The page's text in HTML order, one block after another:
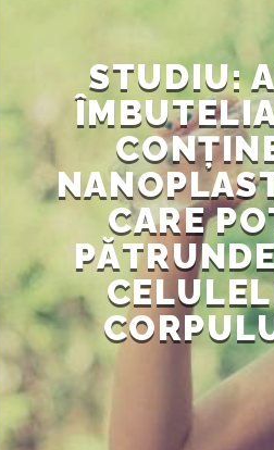
STUDIU:
CARE